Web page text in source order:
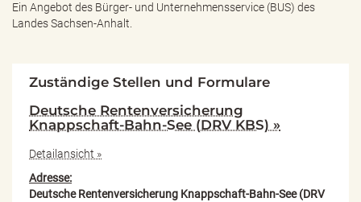
Ein Angebot des Bürger- und Unternehmensservice (BUS) des
Landes Sachsen-Anhalt.
Zuständige Stellen und Formulare
Deutsche Rentenversicherung
Knappschaft-Bahn-See (DRV KBS) »
Detailansicht »
Adresse:
Deutsche Rentenversicherung Knappschaft-Bahn-See (DRV